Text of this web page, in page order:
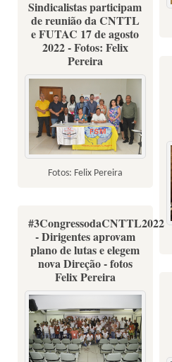
Sindicalistas participam
de reunião da CNTTL
e FUTAC 17 de agosto
2022 - Fotos: Felix
Pereira
Fotos: Felix Pereira
#3CongressodaCNTTL2022
- Dirigentes aprovam
plano de lutas e elegem
nova Direção - fotos
Felix Pereira